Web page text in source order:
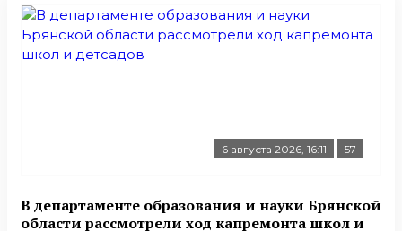
6 августа 2026, 16:11 57
В департаменте образования и науки Брянской
области рассмотрели ход капремонта школ и